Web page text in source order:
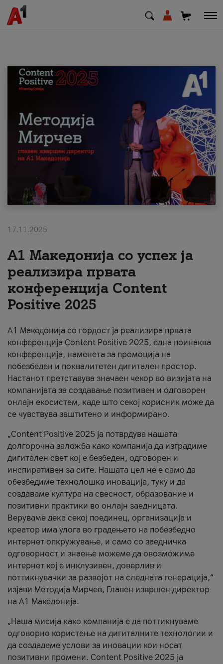
МК EN
Приватни Деловни
Поддршка
Надополни кредит
#ПодобарОнлајн
17.11.2025
А1 Македонија со успех ја
реализира првата
конференција Content
Positive 2025
А1 Македонија со гордост ја реализира првата
конференција Content Positive 2025, една поинаква
конференција, наменета за промоција на
побезбеден и поквалитетен дигитален простор.
Настанот претставува значаен чекор во визијата на
компанијата за создавање позитивен и одговорен
онлајн екосистем, каде што секој корисник може да
се чувствува заштитено и информирано.
„Content Positive 2025 ја потврдува нашата
долгорочна заложба како компанија да изградиме
дигитален свет кој е безбеден, одговорен и
инспиративен за сите. Нашата цел не е само да
обезбедиме технолошка иновација, туку и да
создаваме култура на свесност, образование и
позитивни практики во онлајн заедницата.
Веруваме дека секој поединец, организација и
креатор има улога во градењето на побезбедно
интернет опкружување, и само со заедничка
одговорност и знаење можеме да овозможиме
интернет кој е инклузивен, доверлив и
поттикнувачки за развојот на следната генерација,“
изјави Методија Мирчев, Главен извршен директор
на А1 Македонија.
„Наша мисија како компанија е да поттикнуваме
одговорно користење на дигиталните технологии и
да создадеме услови за иновации кои носат
позитивни промени. Content Positive 2025 ја